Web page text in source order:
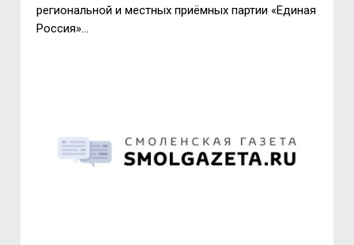
региональной и местных приёмных партии «Единая
Россия»…